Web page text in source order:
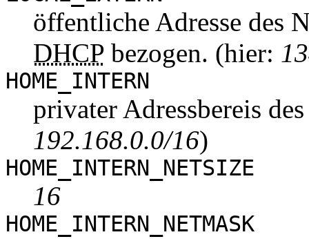
öffentliche Adresse des
DHCP bezogen. (hier:
HOME_INTERN
privater Adressbereis
192.168.0.0/16)
HOME_INTERN_NETSIZE
16
HOME_INTERN_NETMASK